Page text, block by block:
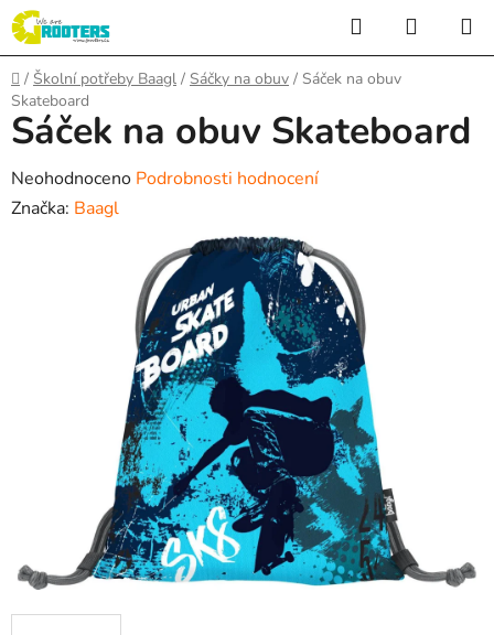
Přejít
na
obsah
Hledat
KOŠÍK
Domů
/ Školní potřeby Baagl / Sáčky na obuv / Sáček na obuv
Skateboard
Sáček na obuv Skateboard
Průměrné
hodnocení
Neohodnoceno Podrobnosti hodnocení
Značka: Baagl